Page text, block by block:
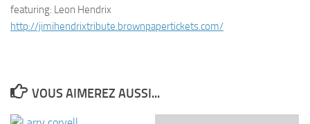
featuring: Leon Hendrix
http://jimihendrixtribute.brownpapertickets.com/
VOUS AIMEREZ AUSSI...